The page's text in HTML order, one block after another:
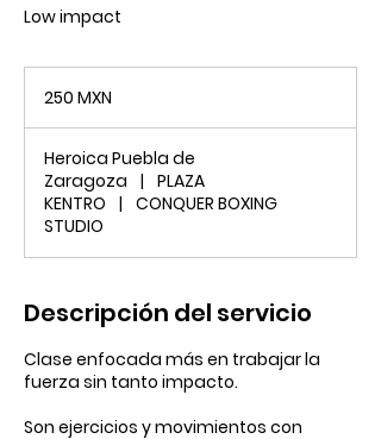
Low impact
mexicanos
250 MXN
Heroica Puebla de
Zaragoza
|
PLAZA
KENTRO
|
CONQUER BOXING
STUDIO
Descripción del servicio
Clase enfocada más en trabajar la
fuerza sin tanto impacto.
Son ejercicios y movimientos con